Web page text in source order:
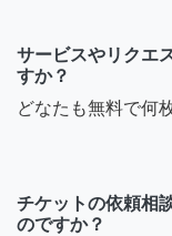
サービスやリクエ
すか？
どなたも無料で何
チケットの依頼相
のですか？